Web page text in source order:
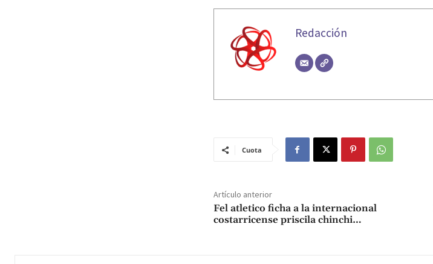
Redacción
Cuota
Artículo anterior
Fel atletico ficha a la internacional
costarricense priscila chinchi…